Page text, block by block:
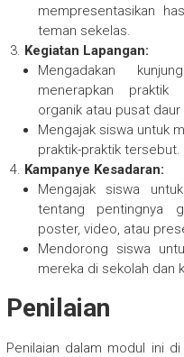
mempresentasikan
teman sekelas.
Kegiatan Lapangan:
Mengadakan
menerapkan praktik
organik atau pusat daur
Mengajak siswa untuk
praktik-praktik tersebut.
Kampanye Kesadaran:
Mengajak siswa
tentang pentingnya
poster, video, atau
Mendorong siswa
mereka di sekolah dan
Penilaian
Penilaian dalam modul ini